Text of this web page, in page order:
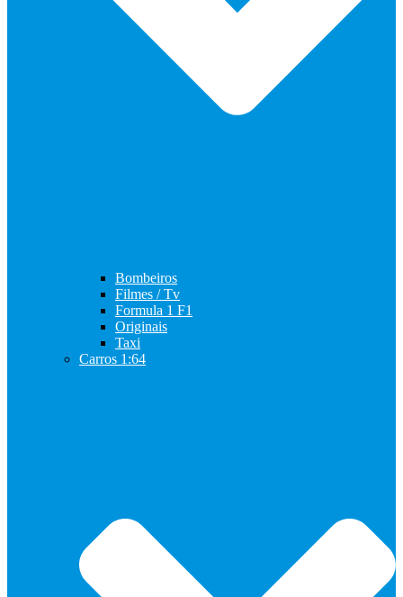
Bombeiros
Filmes / Tv
Formula 1 F1
Originais
Taxi
Carros 1:64